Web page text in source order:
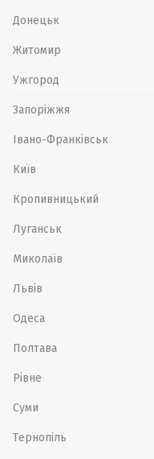
Донецьк
Житомир
Ужгород
Запоріжжя
Івано-Франківськ
Київ
Кропивницький
Луганськ
Миколаїв
Львів
Одеса
Полтава
Рівне
Суми
Тернопіль